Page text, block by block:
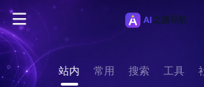
站内 常用 搜索 工具